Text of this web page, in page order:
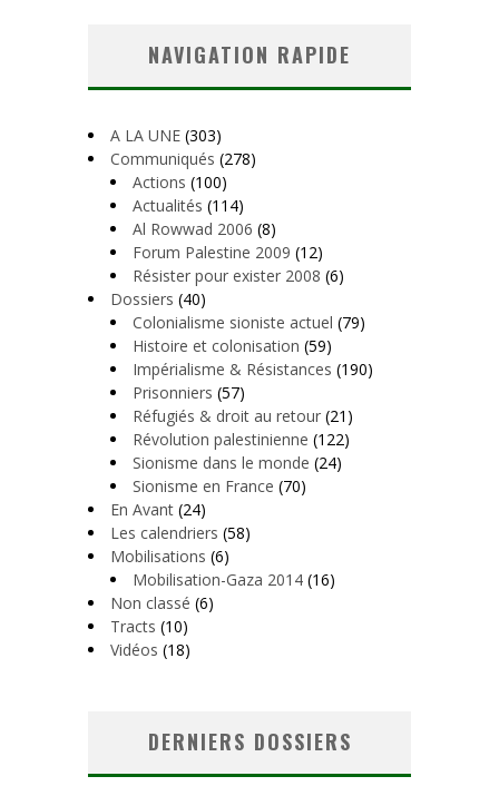
NAVIGATION RAPIDE
A LA UNE (303)
Communiqués (278)
Actions (100)
Actualités (114)
Al Rowwad 2006 (8)
Forum Palestine 2009 (12)
Résister pour exister 2008 (6)
Dossiers (40)
Colonialisme sioniste actuel (79)
Histoire et colonisation (59)
Impérialisme & Résistances (190)
Prisonniers (57)
Réfugiés & droit au retour (21)
Révolution palestinienne (122)
Sionisme dans le monde (24)
Sionisme en France (70)
En Avant (24)
Les calendriers (58)
Mobilisations (6)
Mobilisation-Gaza 2014 (16)
Non classé (6)
Tracts (10)
Vidéos (18)
DERNIERS DOSSIERS